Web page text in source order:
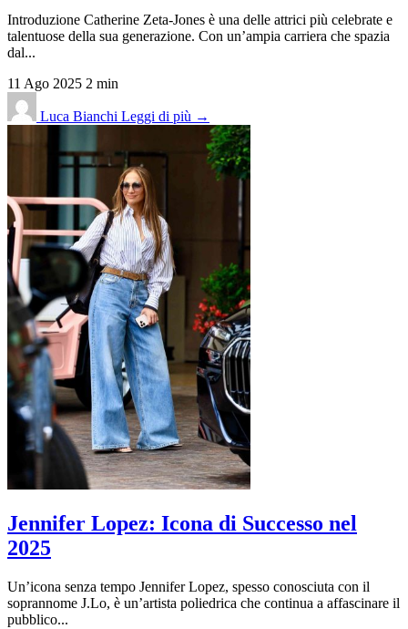
Introduzione Catherine Zeta-Jones è una delle attrici più celebrate e
talentuose della sua generazione. Con un’ampia carriera che spazia
dal...
11 Ago 2025 2 min
Luca Bianchi Leggi di più →
Jennifer Lopez: Icona di Successo nel
2025
Un’icona senza tempo Jennifer Lopez, spesso conosciuta con il
soprannome J.Lo, è un’artista poliedrica che continua a affascinare il
pubblico...